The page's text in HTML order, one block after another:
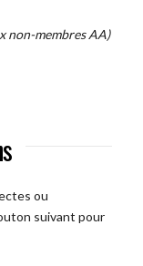
non-membres AA)
ou
suivant pour